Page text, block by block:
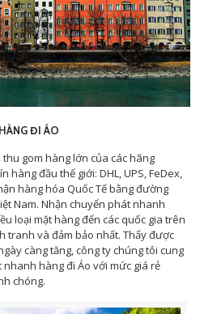
ĐI ÁO
gom hàng lớn của các hãng
hàng đầu thế giới: DHL, UPS, FeDex,
hàng hóa Quốc Tế bằng đường
Nam. Nhận chuyển phát nhanh
loại mặt hàng đến các quốc gia trên
tranh và đảm bảo nhất. Thấy được
càng tăng, công ty chúng tôi cung
hàng đi Áo với mức giá rẻ
chóng.